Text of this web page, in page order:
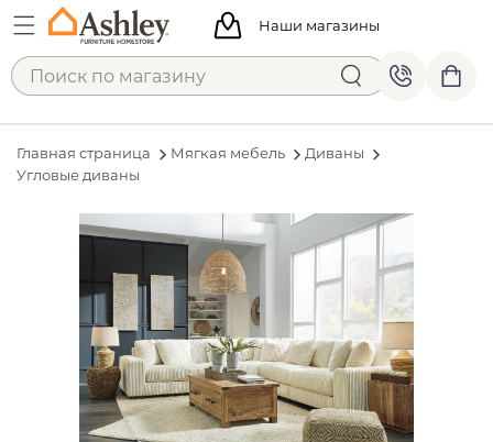
Наши магазины
Главная страница Мягкая мебель
Диваны
Угловые диваны